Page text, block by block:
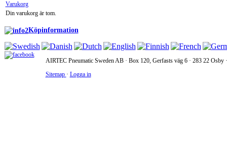
Varukorg
Din varukorg är tom.
Köpinformation
AIRTEC Pneumatic Sweden AB · Box 120, Gerfasts väg 6 · 283 22
Sitemap · Logga in